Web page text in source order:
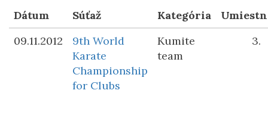
Dátum Súťaž Kategória
09.11.2012
9th World
Karate
Championship
for Clubs
Kumite
team
3.